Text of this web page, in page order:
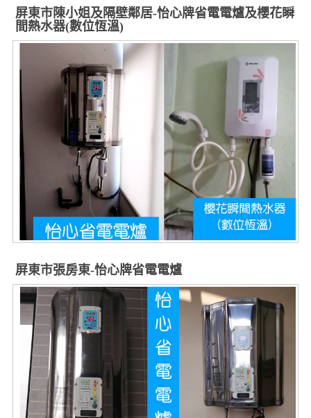
屏東市陳小姐及隔壁鄰居-怡心牌省電電爐及櫻花瞬
間熱水器(數位恆溫)
屏東市張房東-怡心牌省電電爐